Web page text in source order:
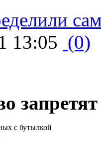
13:05 (0)
с бутылкой